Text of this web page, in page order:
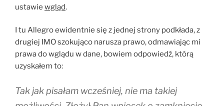
ustawie wgląd.
I tu Allegro ewidentnie się z jednej strony podkłada, z
drugiej IMO szokująco narusza prawo, odmawiając mi
prawa do wglądu w dane, bowiem odpowiedź, którą
uzyskałem to:
Tak jak pisałam wcześniej, nie ma takiej